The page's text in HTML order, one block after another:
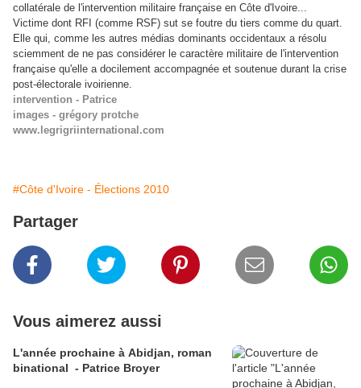
collatérale de l'intervention militaire française en Côte d'Ivoire...
Victime dont RFI (comme RSF) sut se foutre du tiers comme du quart.
Elle qui, comme les autres médias dominants occidentaux a résolu
sciemment de ne pas considérer le caractère militaire de l'intervention
française qu'elle a docilement accompagnée et soutenue durant la crise
post-électorale ivoirienne.
intervention - Patrice
images - grégory protche
www.legrigriinternational.com
#Côte d'Ivoire - Élections 2010
Partager
Vous aimerez aussi
L'année prochaine à Abidjan, roman
binational - Patrice Broyer